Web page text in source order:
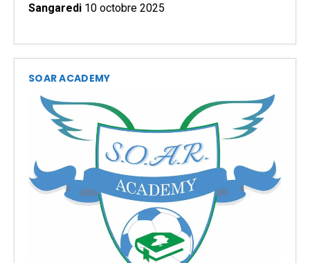
Sangaredi 10 octobre 2025
SOAR ACADEMY